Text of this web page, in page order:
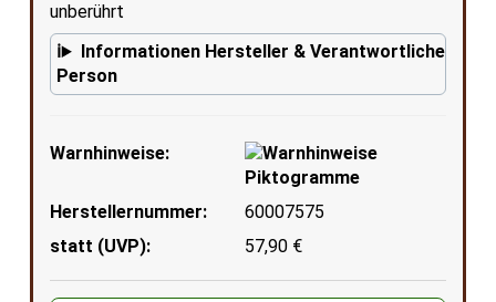
unberührt
Informationen Hersteller & Verantwortliche
Person
Warnhinweise:
Herstellernummer:
60007575
statt (UVP):
57,90 €